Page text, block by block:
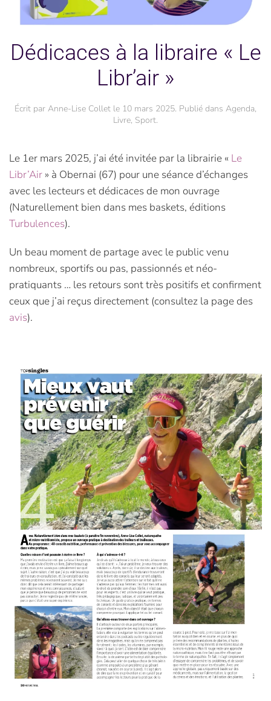
Dédicaces à la libraire « Le
Libr’air »
Écrit par Anne-Lise Collet le 10 mars 2025. Publié dans Agenda,
Livre, Sport.
Le 1er mars 2025, j’ai été invitée par la librairie « Le
Libr’Air » à Obernai (67) pour une séance d’échanges
avec les lecteurs et dédicaces de mon ouvrage
(Naturellement bien dans mes baskets, éditions
Turbulences).
Un beau moment de partage avec le public venu
nombreux, sportifs ou pas, passionnés et néo-
pratiquants … les retours sont très positifs et confirment
ceux que j’ai reçus directement (consultez la page des
avis).